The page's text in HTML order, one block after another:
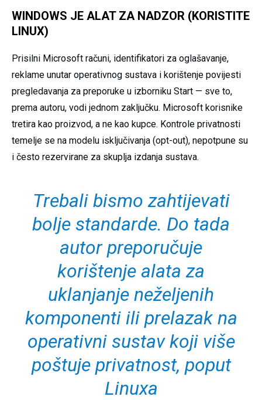
WINDOWS JE ALAT ZA NADZOR (KORISTITE
LINUX)
Prisilni Microsoft računi, identifikatori za oglašavanje,
reklame unutar operativnog sustava i korištenje povijesti
pregledavanja za preporuke u izborniku Start — sve to,
prema autoru, vodi jednom zaključku. Microsoft korisnike
tretira kao proizvod, a ne kao kupce. Kontrole privatnosti
temelje se na modelu isključivanja (opt-out), nepotpune su
i često rezervirane za skuplja izdanja sustava.
Trebali bismo zahtijevati
bolje standarde. Do tada
autor preporučuje
korištenje alata za
uklanjanje neželjenih
komponenti ili prelazak na
operativni sustav koji više
poštuje privatnost, poput
Linuxa